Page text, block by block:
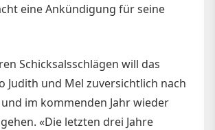
eine Ankündigung für seine
Schicksalsschlägen will das
Judith und Mel zuversichtlich nach
im kommenden Jahr wieder
«Die letzten drei Jahre